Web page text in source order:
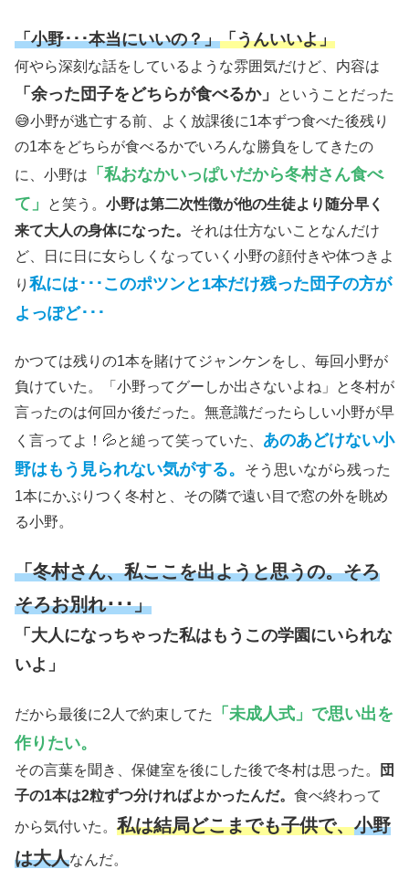
「小野･･･本当にいいの？」「うんいいよ」
何やら深刻な話をしているような雰囲気だけど、内容は
「余った団子をどちらが食べるか」
ということだった
😅小野が逃亡する前、よく放課後に1本ずつ食べた後残り
の1本をどちらが食べるかでいろんな勝負をしてきたの
に、小野は
「私おなかいっぱいだから冬村さん食べ
て」
と笑う。 小野は第二次性徴が他の生徒より随分早く
来て大人の身体になった。 それは仕方ないことなんだけ
ど、日に日に女らしくなっていく小野の顔付きや体つきよ
り 私には･･･このポツンと1本だけ残った団子の方が
よっぽど･･･
かつては残りの1本を賭けてジャンケンをし、毎回小野が
負けていた。「小野ってグーしか出さないよね」と冬村が
言ったのは何回か後だった。無意識だったらしい小野が早
く言ってよ！💦と縋って笑っていた、 あのあどけない小
野はもう見られない気がする。
そう思いながら残った
1本にかぶりつく冬村と、その隣で遠い目で窓の外を眺め
る小野。
「冬村さん、私ここを出ようと思うの。そろ
そろお別れ･･･」
「大人になっちゃった私はもうこの学園にいられな
いよ」
だから最後に2人で約束してた
「未成人式」で思い出を
作りたい。
その言葉を聞き、保健室を後にした後で冬村は思った。
団
子の1本は2粒ずつ分ければよかったんだ。 食べ終わって
から気付いた。 私は結局どこまでも子供で、小野
は大人なんだ。